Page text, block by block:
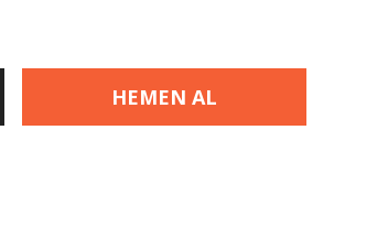
HEMEN AL